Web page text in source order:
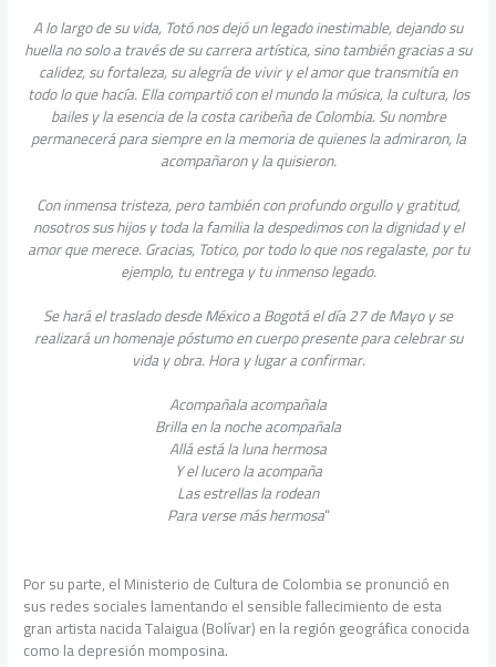
A lo largo de su vida, Totó nos dejó un legado inestimable, dejando su
huella no solo a través de su carrera artística, sino también gracias a su
calidez, su fortaleza, su alegría de vivir y el amor que transmitía en
todo lo que hacía. Ella compartió con el mundo la música, la cultura, los
bailes y la esencia de la costa caribeña de Colombia. Su nombre
permanecerá para siempre en la memoria de quienes la admiraron, la
acompañaron y la quisieron.
Con inmensa tristeza, pero también con profundo orgullo y gratitud,
nosotros sus hijos y toda la familia la despedimos con la dignidad y el
amor que merece. Gracias, Totico, por todo lo que nos regalaste, por tu
ejemplo, tu entrega y tu inmenso legado.
Se hará el traslado desde México a Bogotá el día 27 de Mayo y se
realizará un homenaje póstumo en cuerpo presente para celebrar su
vida y obra. Hora y lugar a confirmar.
Acompañala acompañala
Brilla en la noche acompañala
Allá está la luna hermosa
Y el lucero la acompaña
Las estrellas la rodean
Para verse más hermosa“
Por su parte, el Ministerio de Cultura de Colombia se pronunció en
sus redes sociales lamentando el sensible fallecimiento de esta
gran artista nacida Talaigua (Bolívar) en la región geográfica conocida
como la depresión momposina.